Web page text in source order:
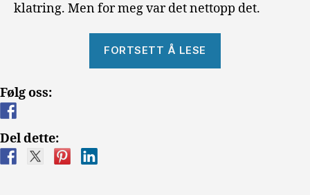
klatring. Men for meg var det nettopp det.
FORTSETT Å LESE
Følg oss:
Del dette: